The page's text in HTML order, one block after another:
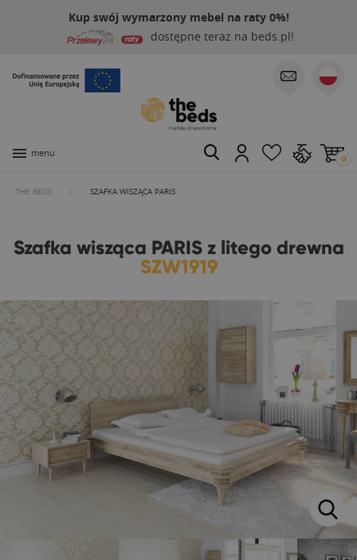
Kup swój wymarzony mebel na raty 0%!
dostępne teraz na beds.pl!
menu 0
THE BEDS SZAFKA WISZĄCA PARIS
Szafka wisząca PARIS z litego drewna
SZW1919